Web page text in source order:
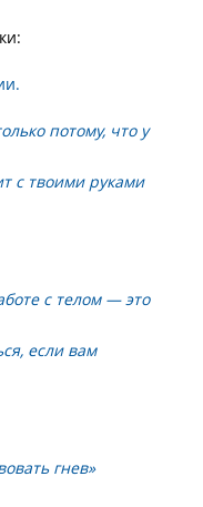
потому, что у
с твоими руками
с телом — это
если вам
гнев»